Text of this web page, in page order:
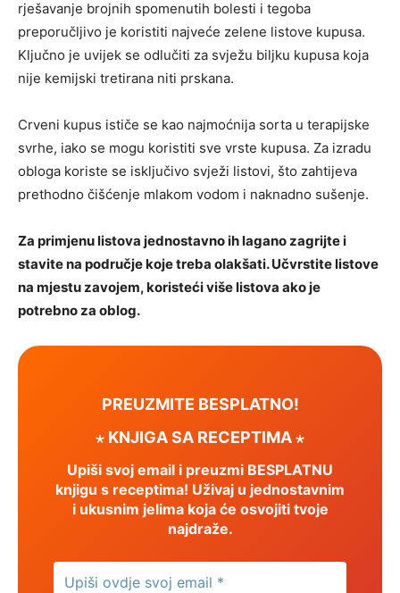
rješavanje brojnih spomenutih bolesti i tegoba
preporučljivo je koristiti najveće zelene listove kupusa.
Ključno je uvijek se odlučiti za svježu biljku kupusa koja
nije kemijski tretirana niti prskana.
Crveni kupus ističe se kao najmoćnija sorta u terapijske
svrhe, iako se mogu koristiti sve vrste kupusa. Za izradu
obloga koriste se isključivo svježi listovi, što zahtijeva
prethodno čišćenje mlakom vodom i naknadno sušenje.
Za primjenu listova jednostavno ih lagano zagrijte i
stavite na područje koje treba olakšati. Učvrstite listove
na mjestu zavojem, koristeći više listova ako je
potrebno za oblog.
PREUZMITE BESPLATNO!
⋆ KNJIGA SA RECEPTIMA ⋆
Upiši svoj email i preuzmi BESPLATNU
knjigu s receptima! Uživaj u jednostavnim
i ukusnim jelima koja će osvojiti tvoje
najdraže.